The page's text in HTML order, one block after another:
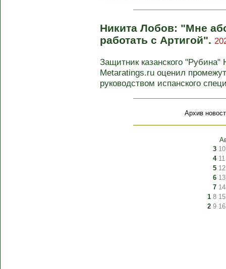
Никита Лобов: "Мне
работать с Артигой".
Защитник казанского
Metaratings.ru оценил
руководством испанского
Архив
3 10
4 11
5 12
6 13
7 14
1 8 15
2 9 16